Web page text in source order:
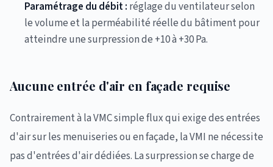
Paramétrage du débit : réglage du ventilateur selon
le volume et la perméabilité réelle du bâtiment pour
atteindre une surpression de +10 à +30 Pa.
Aucune entrée d'air en façade requise
Contrairement à la VMC simple flux qui exige des entrées
d'air sur les menuiseries ou en façade, la VMI ne nécessite
pas d'entrées d'air dédiées. La surpression se charge de